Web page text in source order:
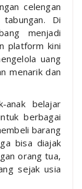
celengan
Di
menjadi
platform kini
uang
menarik dan
anak belajar
berbagai
barang
bisa diajak
orang tua,
sejak usia